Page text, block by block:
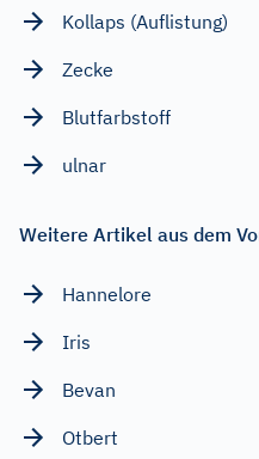
Kollaps (Auflistung)
Zecke
Blutfarbstoff
ulnar
Weitere Artikel aus dem
Hannelore
Iris
Bevan
Otbert